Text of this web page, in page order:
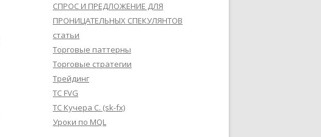
СПРОС И ПРЕДЛОЖЕНИЕ ДЛЯ
ПРОНИЦАТЕЛЬНЫХ СПЕКУЛЯНТОВ
статьи
Торговые паттерны
Торговые стратегии
Трейдинг
ТС FVG
ТС Кучера С. (sk-fx)
Уроки по MQL